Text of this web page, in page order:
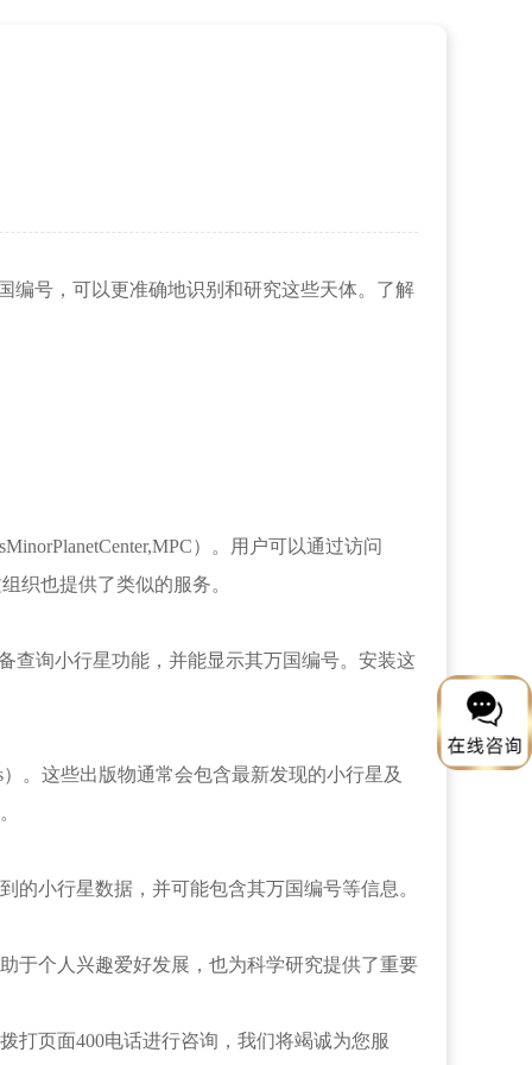
号，可以更准确地识别和研究这些天体。了解
）。用户可以通过访问
织也提供了类似的服务。
查询小行星功能，并能显示其万国编号。安装这
。这些出版物通常会包含最新发现的小行星及
小行星数据，并可能包含其万国编号等信息。
个人兴趣爱好发展，也为科学研究提供了重要
打页面400电话进行咨询，我们将竭诚为您服